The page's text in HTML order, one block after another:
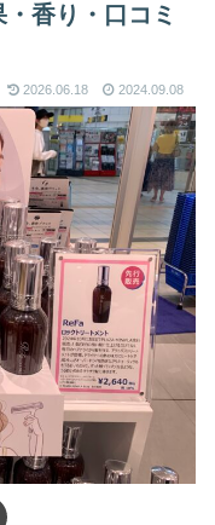
香り・口コミ
2026.06.18 2024.09.08